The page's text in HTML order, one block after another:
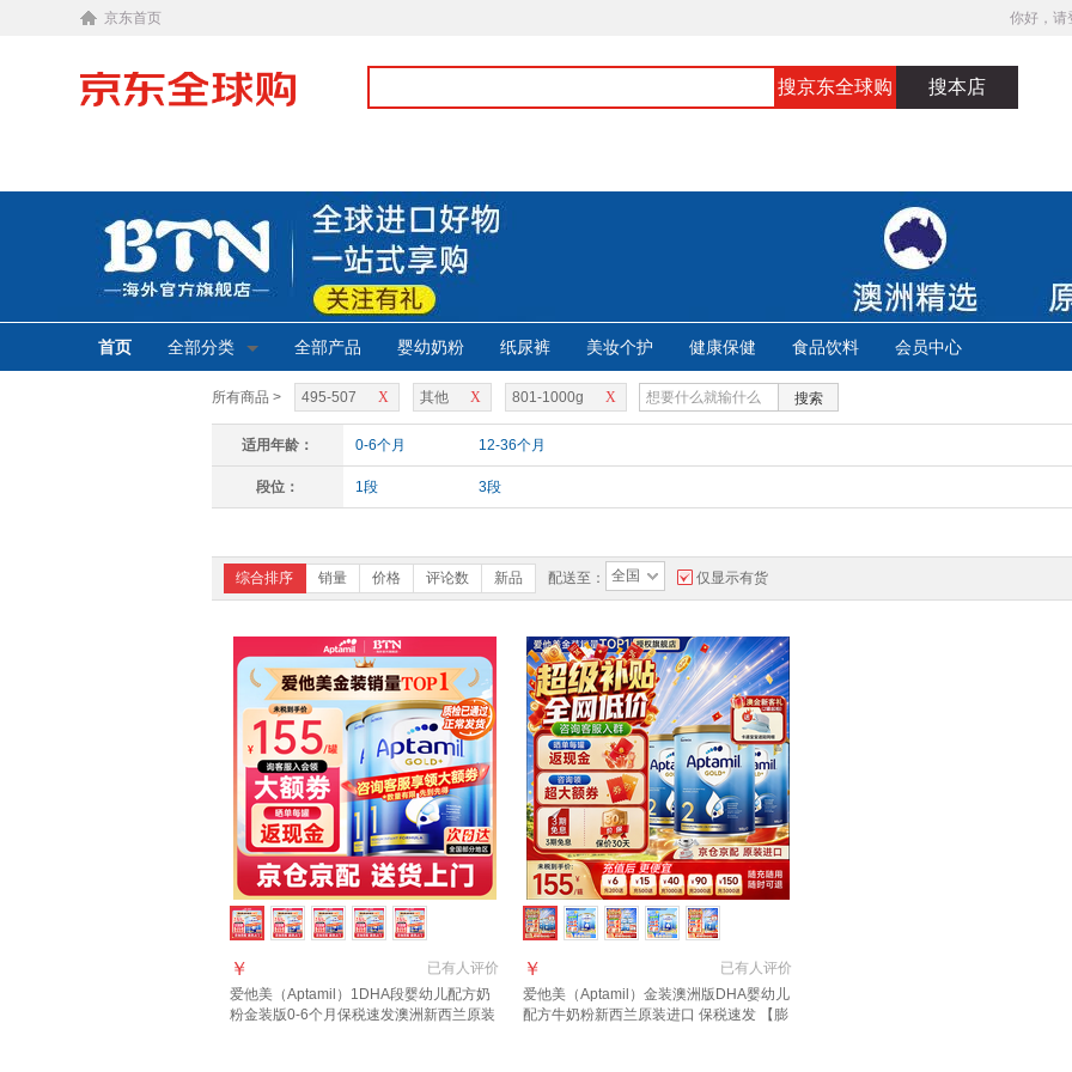
京东首页 你好，请
搜京东全球购 搜本店
首页 全部分类 全部产品 婴幼奶粉 纸尿裤 美妆个护 健康保健 食品饮料 会员中心
所有商品 > X
495-507 X
其他 X
801-1000g 搜索
适用年龄： 0-6个月 12-36个月
段位： 1段 3段
综合排序 销量 价格 评论数 新品 配送至： 全国 仅显示有货
已有人评价
￥
爱他美（Aptamil）1DHA段婴幼儿配方奶
粉金装版0-6个月保税速发澳洲新西兰原装
已有人评价
￥
爱他美（Aptamil）金装澳洲版DHA婴幼儿
配方牛奶粉新西兰原装进口 保税速发 【膨